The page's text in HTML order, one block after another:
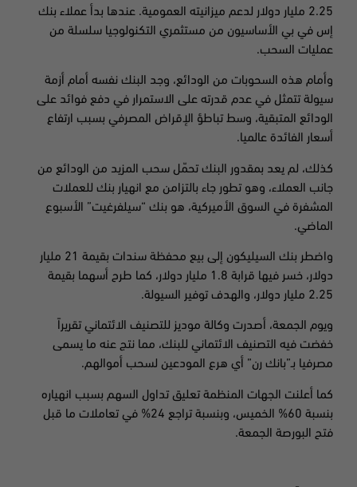
2.25 مليار دولار لدعم ميزانيته العمومية. عندها بدأ عملاء بنك
إس في بي الأساسيون من مستثمري التكنولوجيا سلسلة من
عمليات السحب.
وأمام هذه السحوبات من الودائع، وجد البنك نفسه أمام أزمة
سيولة تتمثل في عدم قدرته على الاستمرار في دفع فوائد على
الودائع المتبقية، وسط تباطؤ الإقراض المصرفي بسبب ارتفاع
أسعار الفائدة عالميا.
كذلك، لم يعد بمقدور البنك تحمّل سحب المزيد من الودائع من
جانب العملاء، وهو تطور جاء بالتزامن مع انهيار بنك للعملات
المشفرة في السوق الأميركية، هو بنك “سيلفرغيت” الأسبوع
الماضي.
واضطر بنك السيليكون إلى بيع محفظة سندات بقيمة 21 مليار
دولار، خسر فيها قرابة 1.8 مليار دولار، كما طرح أسهما بقيمة
2.25 مليار دولار، والهدف توفير السيولة
.
ويوم الجمعة، أصدرت وكالة موديز للتصنيف الائتماني تقريراً
خفضت فيه التصنيف الائتماني للبنك، مما نتج عنه ما يسمى
مصرفيا بـ”بانك رن” أي هرع المودعين لسحب أموالهم.
كما أعلنت الجهات المنظمة تعليق تداول السهم بسبب انهياره
بنسبة 60% الخميس، وبنسبة تراجع 24% في تعاملات ما قبل
فتح البورصة الجمعة.